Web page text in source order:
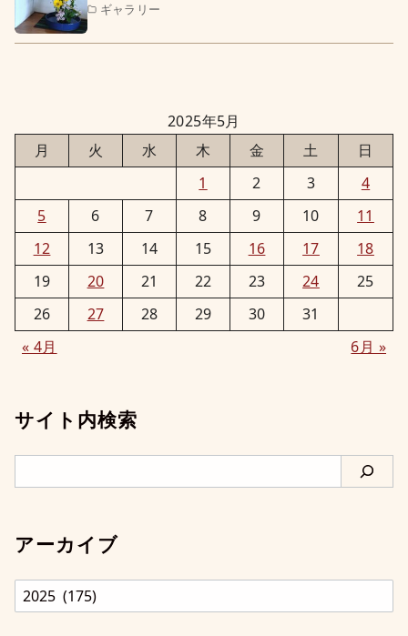
ギャラリー
2025年5月
月
火 水 木 金 土
日
1
2 3
4
5
6 7 8 9 10
11
12
13 14 15 16 17
18
19
20 21 22 23 24
25
26
27 28 29 30
31
« 4月
6月 »
サイト内検索
索
アーカイブ